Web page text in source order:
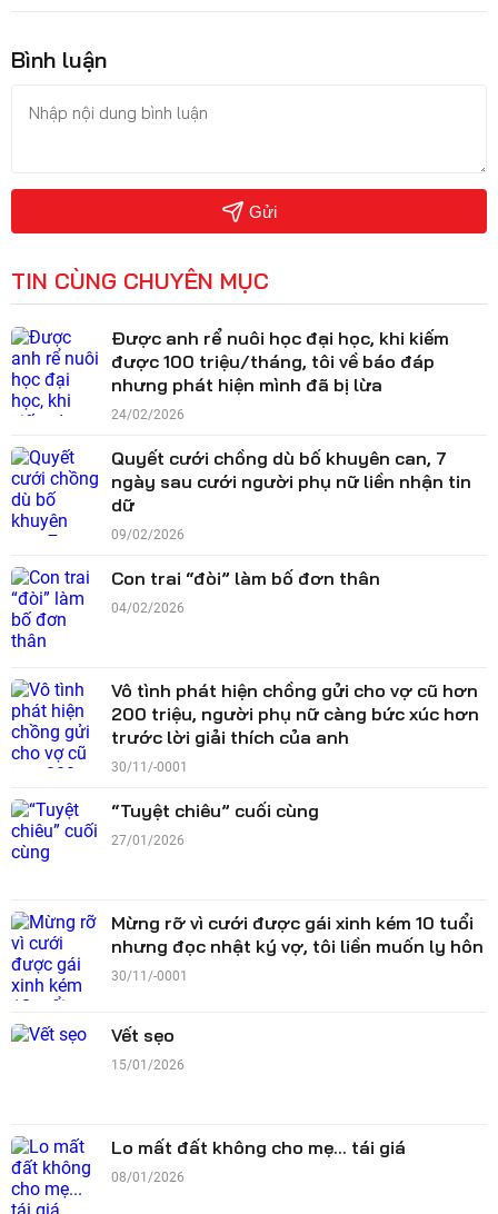
Bình luận
Gửi
TIN CÙNG CHUYÊN MỤC
Được anh rể nuôi học đại học, khi kiếm
được 100 triệu/tháng, tôi về báo đáp
nhưng phát hiện mình đã bị lừa
24/02/2026
Quyết cưới chồng dù bố khuyên can, 7
ngày sau cưới người phụ nữ liền nhận tin
dữ
09/02/2026
Con trai “đòi” làm bố đơn thân
04/02/2026
Vô tình phát hiện chồng gửi cho vợ cũ hơn
200 triệu, người phụ nữ càng bức xúc hơn
trước lời giải thích của anh
30/11/-0001
“Tuyệt chiêu” cuối cùng
27/01/2026
Mừng rỡ vì cưới được gái xinh kém 10 tuổi
nhưng đọc nhật ký vợ, tôi liền muốn ly hôn
30/11/-0001
Vết sẹo
15/01/2026
Lo mất đất không cho mẹ... tái giá
08/01/2026